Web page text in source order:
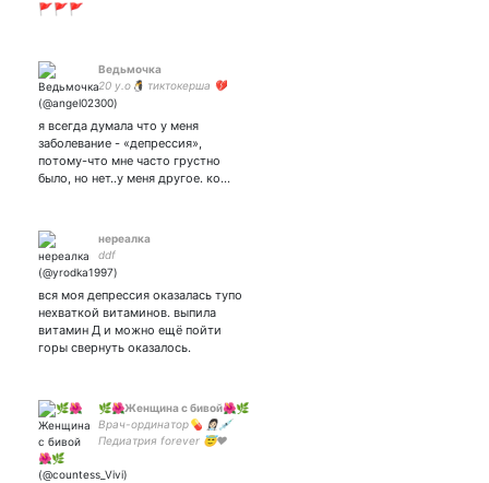
🚩🚩🚩
Ведьмочка
20 y.o🐧 тиктокерша 💔
я всегда думала что у меня
заболевание - «депрессия»,
потому-что мне часто грустно
было, но нет..у меня другое. ко…
нереалка
ddf
вся моя депрессия оказалась тупо
нехваткой витаминов. выпила
витамин Д и можно ещё пойти
горы свернуть оказалось.
🌿🌺Женщина с бивой🌺🌿
Врач-ординатор💊 👩🏻‍⚕️💉
Педиатрия forever 😇❤️